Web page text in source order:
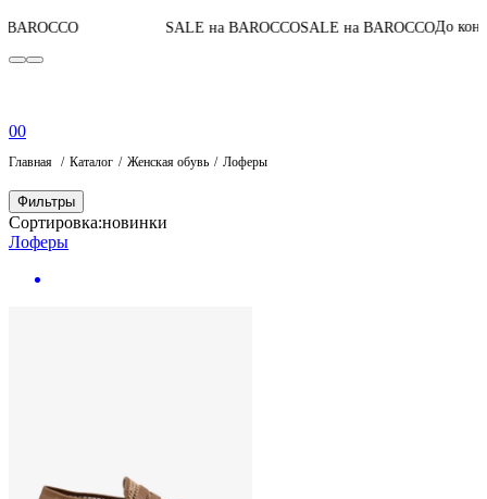
SALE на BAROCCO SALE на BAROCCO До конца акции07:03
00
Главная Каталог Женская обувь Лоферы
Фильтры
Сортировка:новинки
Лоферы